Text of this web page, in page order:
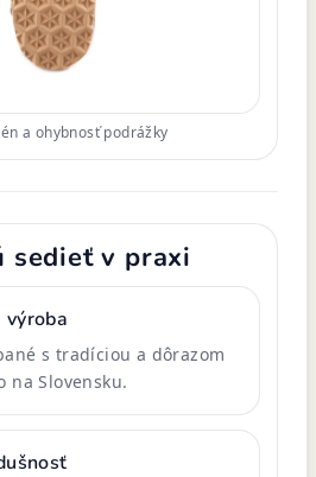
a ohybnosť podrážky
sedieť v praxi
výroba
s tradíciou a dôrazom
na Slovensku.